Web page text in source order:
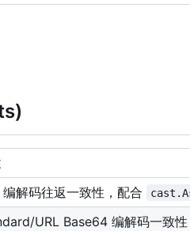
解码往返一致性，配合
URL Base64 编解码一致性